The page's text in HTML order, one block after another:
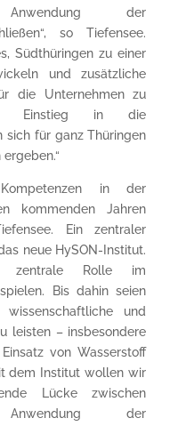
der
so Tiefensee.
Südthüringen zu einer
und zusätzliche
die Unternehmen zu
Einstieg in die
sich für ganz Thüringen
in der
kommenden Jahren
Ein zentraler
neue HySON-Institut.
zentrale Rolle im
Bis dahin seien
und
leisten – insbesondere
von Wasserstoff
dem Institut wollen wir
Lücke zwischen
der